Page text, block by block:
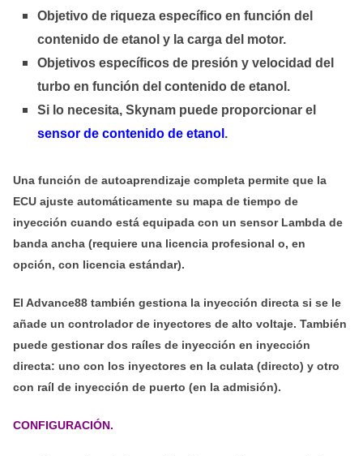
Objetivo de riqueza específico en función del
contenido de etanol y la carga del motor.
Objetivos específicos de presión y velocidad del
turbo en función del contenido de etanol.
Si lo necesita, Skynam puede proporcionar el
sensor de contenido de etanol .
Una función de autoaprendizaje completa permite que la
ECU ajuste automáticamente su mapa de tiempo de
inyección cuando está equipada con un sensor Lambda de
banda ancha (requiere una licencia profesional o, en
opción, con licencia estándar).
El Advance88 también gestiona la inyección directa si se le
añade un controlador de inyectores de alto voltaje. También
puede gestionar dos raíles de inyección en inyección
directa: uno con los inyectores en la culata (directo) y otro
con raíl de inyección de puerto (en la admisión).
CONFIGURACIÓN.